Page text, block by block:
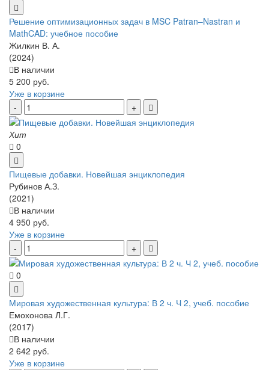
Решение оптимизационных задач в MSC Patran–Nastran и
MathCAD: учебное пособие
Жилкин В. А.
(2024)
В наличии
5 200 руб.
Уже в корзине
Хит
0
Пищевые добавки. Новейшая энциклопедия
Рубинов А.З.
(2021)
В наличии
4 950 руб.
Уже в корзине
0
Мировая художественная культура: В 2 ч. Ч 2, учеб. пособие
Емохонова Л.Г.
(2017)
В наличии
2 642 руб.
Уже в корзине